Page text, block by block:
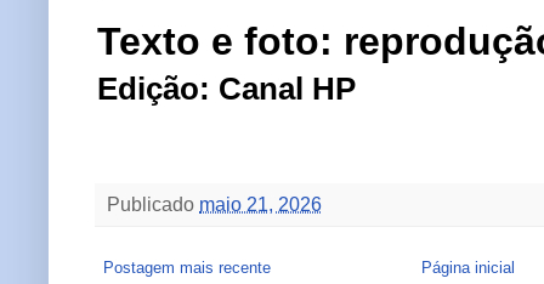
Texto e foto:
Edição: Canal HP
Publicado maio 21, 2026
Postagem mais recente Página inicial